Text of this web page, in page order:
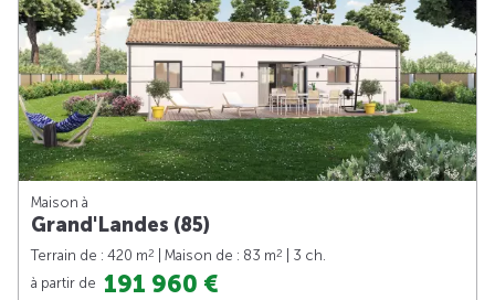
Maison à
Grand'Landes (85)
Terrain de : 420 m2 | Maison de : 83 m2
| 3 ch.
à partir de 191 960 €